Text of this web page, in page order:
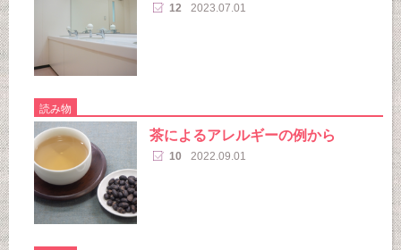
12 2023.07.01
読み物
茶によるアレルギーの例から
10 2022.09.01